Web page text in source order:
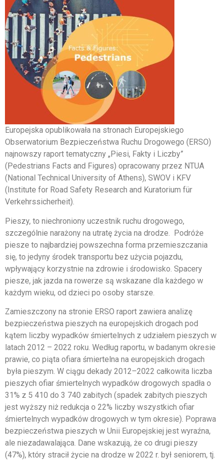
Europejska opublikowała na stronach Europejskiego
Obserwatorium Bezpieczeństwa Ruchu Drogowego (ERSO)
najnowszy raport tematyczny „Piesi, Fakty i Liczby”
(Pedestrians Facts and Figures) opracowany przez NTUA
(National Technical University of Athens), SWOV i KFV
(Institute for Road Safety Research and Kuratorium für
Verkehrssicherheit).
Pieszy, to niechroniony uczestnik ruchu drogowego,
szczególnie narażony na utratę życia na drodze. Podróże
piesze to najbardziej powszechna forma przemieszczania
się, to jedyny środek transportu bez użycia pojazdu,
wpływający korzystnie na zdrowie i środowisko. Spacery
piesze, jak jazda na rowerze są wskazane dla każdego w
każdym wieku, od dzieci po osoby starsze.
Zamieszczony na stronie ERSO raport zawiera analizę
bezpieczeństwa pieszych na europejskich drogach pod
kątem liczby wypadków śmiertelnych z udziałem pieszych w
latach 2012 – 2022 roku. Według raportu, w badanym okresie
prawie, co piąta ofiara śmiertelna na europejskich drogach
była pieszym. W ciągu dekady 2012–2022 całkowita liczba
pieszych ofiar śmiertelnych wypadków drogowych spadła o
31% z 5 410 do 3 740 zabitych (spadek zabitych pieszych
jest wyższy niż redukcja o 22% liczby wszystkich ofiar
śmiertelnych wypadków drogowych w tym okresie). Poprawa
bezpieczeństwa pieszych w Unii Europejskiej jest wyraźna,
ale niezadawalająca. Dane wskazują, że co drugi pieszy
(47%), który stracił życie na drodze w 2022 r. był seniorem, tj.